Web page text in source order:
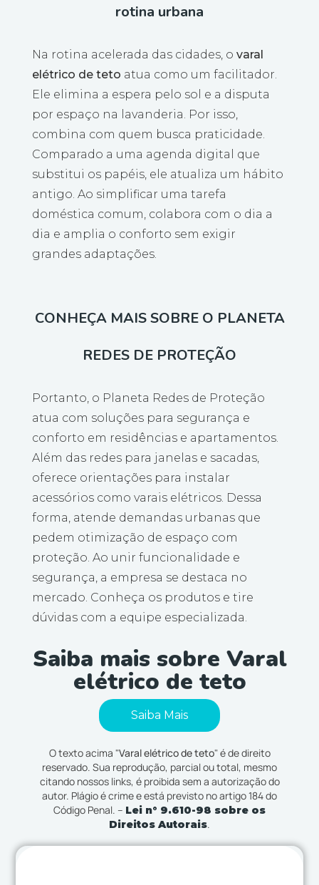
rotina urbana
Na rotina acelerada das cidades, o varal
elétrico de teto atua como um facilitador.
Ele elimina a espera pelo sol e a disputa
por espaço na lavanderia. Por isso,
combina com quem busca praticidade.
Comparado a uma agenda digital que
substitui os papéis, ele atualiza um hábito
antigo. Ao simplificar uma tarefa
doméstica comum, colabora com o dia a
dia e amplia o conforto sem exigir
grandes adaptações.
CONHEÇA MAIS SOBRE O PLANETA
REDES DE PROTEÇÃO
Portanto, o Planeta Redes de Proteção
atua com soluções para segurança e
conforto em residências e apartamentos.
Além das redes para janelas e sacadas,
oferece orientações para instalar
acessórios como varais elétricos. Dessa
forma, atende demandas urbanas que
pedem otimização de espaço com
proteção. Ao unir funcionalidade e
segurança, a empresa se destaca no
mercado. Conheça os produtos e tire
dúvidas com a equipe especializada.
Saiba mais sobre Varal
elétrico de teto
Saiba Mais
O texto acima "Varal elétrico de teto" é de direito
reservado. Sua reprodução, parcial ou total, mesmo
citando nossos links, é proibida sem a autorização do
autor. Plágio é crime e está previsto no artigo 184 do
Código Penal. – Lei n° 9.610-98 sobre os
Direitos Autorais.